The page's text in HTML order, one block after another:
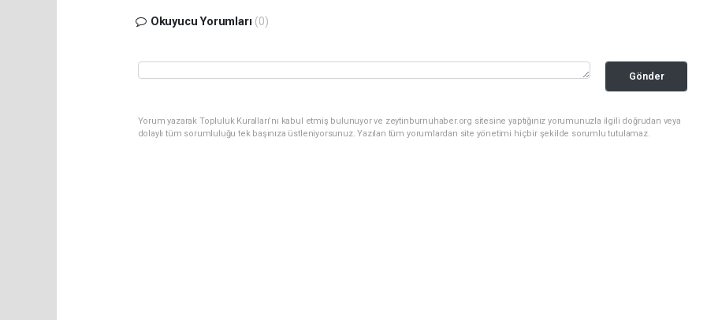
Okuyucu Yorumları (0)
Gönder
Yorum yazarak Topluluk Kuralları’nı kabul etmiş bulunuyor ve zeytinburnuhaber.org sitesine yaptığınız yorumunuzla ilgili doğrudan veya
dolaylı tüm sorumluluğu tek başınıza üstleniyorsunuz. Yazılan tüm yorumlardan site yönetimi hiçbir şekilde sorumlu tutulamaz.